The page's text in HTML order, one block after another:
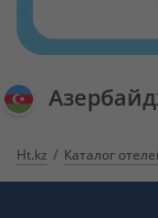
Ht.kz Каталог